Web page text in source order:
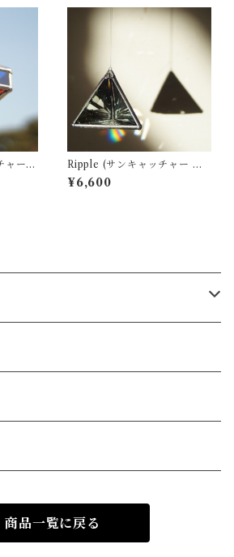
Ripple (サンキャッチャー ・
ウォータープリズム)
¥6,600
商品一覧に戻る